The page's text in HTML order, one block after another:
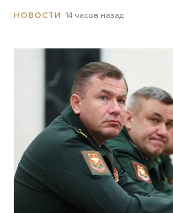
НОВОСТИ 14 часов назад